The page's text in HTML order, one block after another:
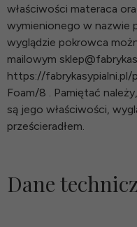
właściwości materaca
wymienionego w nazwie
wyglądzie pokrowca
mailowym
https://
Foam/8 . Pamiętać
są jego właściwości,
prześcieradłem.
Dane